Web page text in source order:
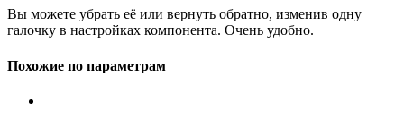
Вы можете убрать её или вернуть обратно, изменив одну
галочку в настройках компонента. Очень удобно.
Похожие по параметрам